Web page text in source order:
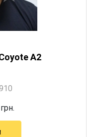
А2
грн.